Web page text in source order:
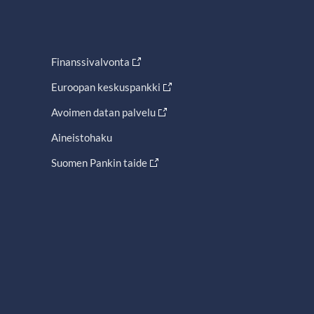
Finanssivalvonta
Euroopan keskuspankki
Avoimen datan palvelu
Aineistohaku
Suomen Pankin taide